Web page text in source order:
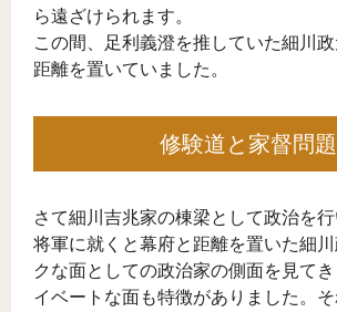
ら遠ざけられます。
この間、足利義澄を推していた細川
距離を置いていました。
修験道と家督問題
さて細川吉兆家の棟梁として政治を
将軍に就くと幕府と距離を置いた細
クな面としての政治家の側面を見て
イベートな面も特徴がありました。